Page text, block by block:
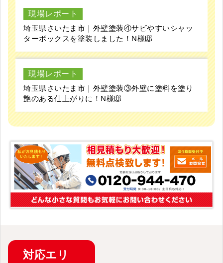
現場レポート
埼玉県さいたま市｜外壁塗装④サビやすいシャッ
ターボックスを塗装しました！N様邸
現場レポート
埼玉県さいたま市｜外壁塗装③外壁に塗料を塗り
艶のある仕上がりに！N様邸
対応エリ